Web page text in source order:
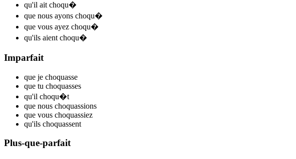
qu'il ait choqu�
que nous ayons choqu�
que vous ayez choqu�
qu'ils aient choqu�
Imparfait
que je choquasse
que tu choquasses
qu'il choqu�t
que nous choquassions
que vous choquassiez
qu'ils choquassent
Plus-que-parfait